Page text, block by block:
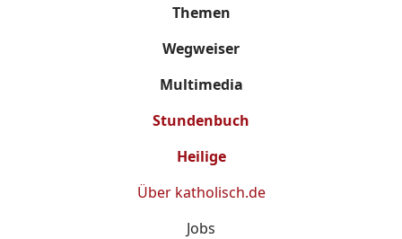
Themen
Wegweiser
Multimedia
Stundenbuch
Heilige
Über katholisch.de
Jobs